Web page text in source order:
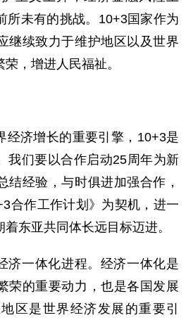
所未有的挑战。10+3国家作为
继续致力于维护地区以及世界
，增进人民福祉。
经济增长的重要引擎，10+3是
我们要以合作启动25周年为新
结经验，与时俱进加强合作，
合作工作计划》为契机，进一
东亚共同体长远目标迈进。
济一体化进程。经济一体化是
荣的重要动力，也是各国发展
区是世界经济发展的重要引